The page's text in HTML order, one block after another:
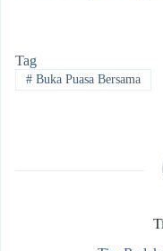
Tag
#Buka Puasa Bersama